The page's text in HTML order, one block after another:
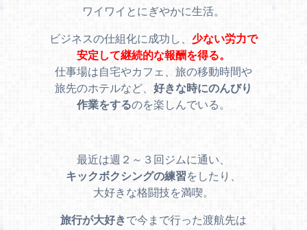
ワイワイとにぎやかに生活。
ビジネスの仕組化に成功し、 少ない労力で
安定して継続的な報酬を得る。
仕事場は自宅やカフェ、旅の移動時間や
旅先のホテルなど、 好きな時にのんびり
作業をするのを楽しんでいる。
最近は週２～３回ジムに通い、
キックボクシングの練習をしたり、
大好きな格闘技を満喫。
旅行が大好きで今まで行った渡航先は